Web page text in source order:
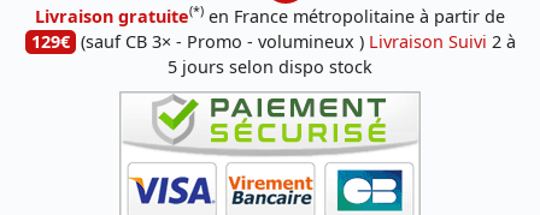
Livraison gratuite(*) en France métropolitaine à partir de
129€ (sauf CB 3× - Promo - volumineux ) Livraison Suivi 2 à
5 jours selon dispo stock